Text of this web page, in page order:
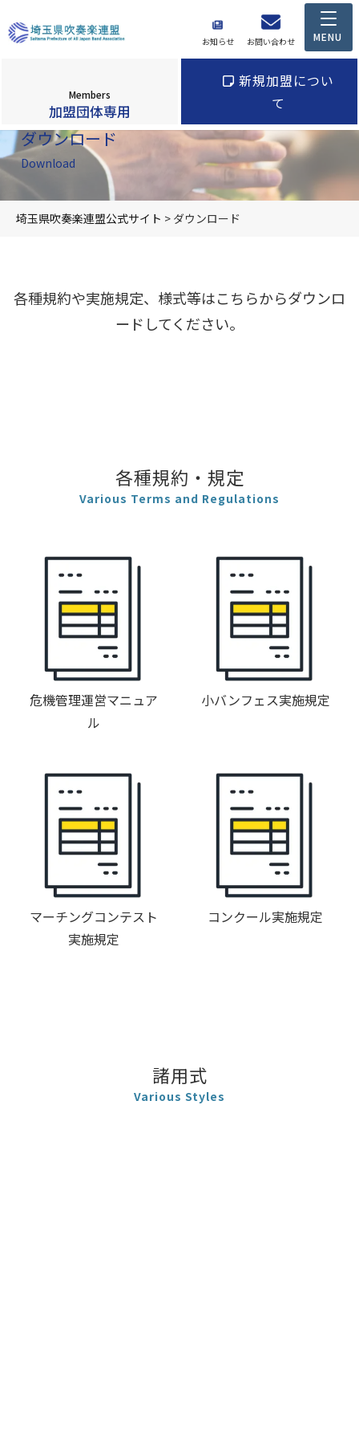
お知らせ お問い合わせ
Members
加盟団体専用
新規加盟につい
て
ダウンロード
Download
埼玉県吹奏楽連盟公式サイト > ダウンロード
各種規約や実施規定、様式等はこちらからダウンロ
ードしてください。
各種規約・規定
Various Terms and Regulations
危機管理運営マニュア
ル
小バンフェス実施規定
マーチングコンテスト
実施規定
コンクール実施規定
諸用式
Various Styles